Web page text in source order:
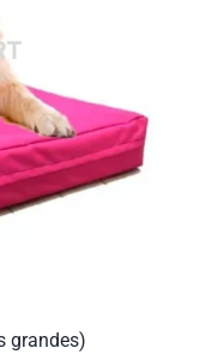
grandes)